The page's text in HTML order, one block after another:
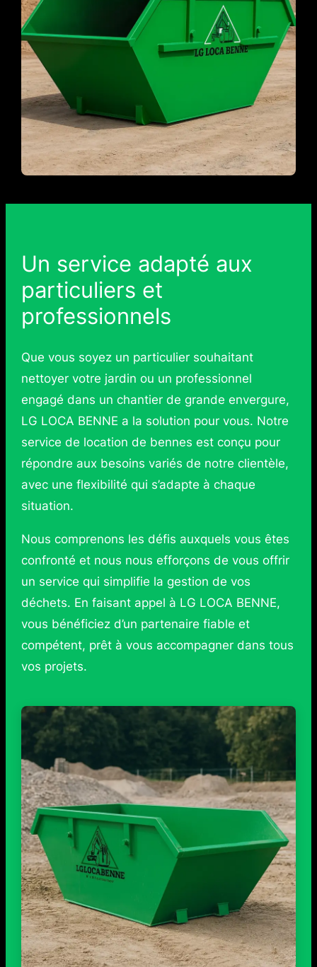
Un service adapté aux
particuliers et
professionnels
Que vous soyez un particulier souhaitant
nettoyer votre jardin ou un professionnel
engagé dans un chantier de grande envergure,
LG LOCA BENNE a la solution pour vous. Notre
service de location de bennes est conçu pour
répondre aux besoins variés de notre clientèle,
avec une flexibilité qui s’adapte à chaque
situation.
Nous comprenons les défis auxquels vous êtes
confronté et nous nous efforçons de vous offrir
un service qui simplifie la gestion de vos
déchets. En faisant appel à LG LOCA BENNE,
vous bénéficiez d’un partenaire fiable et
compétent, prêt à vous accompagner dans tous
vos projets.